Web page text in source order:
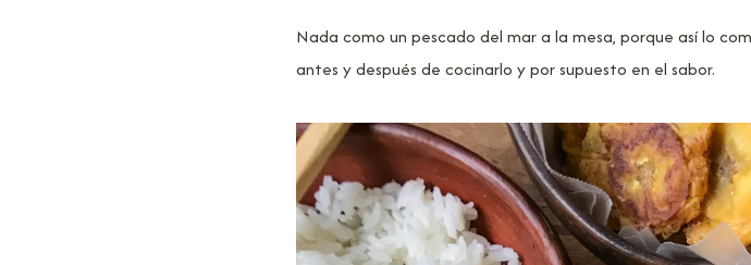
Nada como un pescado del mar a la mesa, porque así lo
antes y después de cocinarlo y por supuesto en el sabor.